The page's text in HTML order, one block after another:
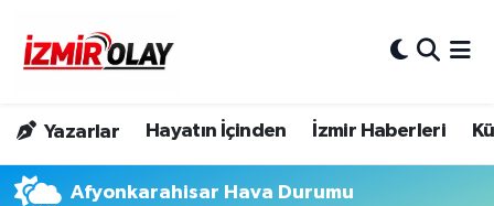
Yazarlar Hayatın İçinden İzmir Haberleri
Afyonkarahisar Hava Durumu
Konak Trafik Yoğunluk Haritası
Süper Lig Puan Durumu ve Fikstür